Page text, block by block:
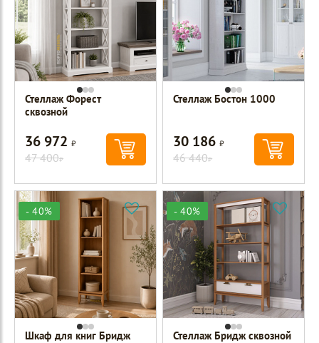
Стеллаж Форест
сквозной
36 972Р
47 400Р
Стеллаж Бостон 1000
30 186Р
46 440Р
- 40%
Шкаф для книг Бридж
- 40%
Стеллаж Бридж сквозной